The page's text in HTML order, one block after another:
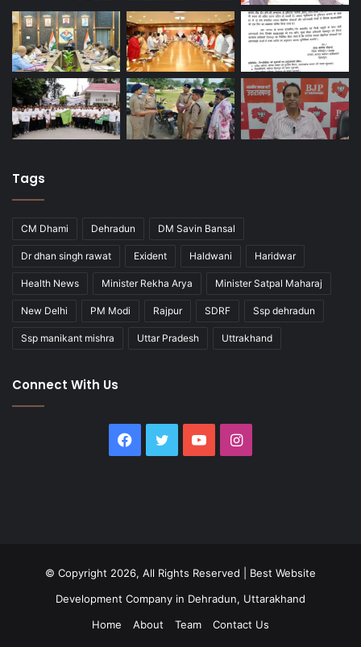
Tags
CM Dhami Dehradun DM Savin Bansal
Dr dhan singh rawat Exident Haldwani Haridwar
Health News Minister Rekha Arya Minister Satpal Maharaj
New Delhi PM Modi Rajpur SDRF Ssp dehradun
Ssp manikant mishra Uttar Pradesh Uttrakhand
Connect With Us
Facebook
Twitter YouTubeInstagram
© Copyright 2026, All Rights Reserved | Best Website
Development Company in Dehradun, Uttarakhand
Home
About Team Contact Us